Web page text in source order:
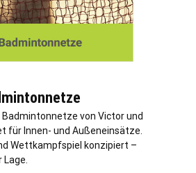
Badmintonnetze von Victor und
für Innen- und Außeneinsätze.
Wettkampfspiel konzipiert –
Lage.